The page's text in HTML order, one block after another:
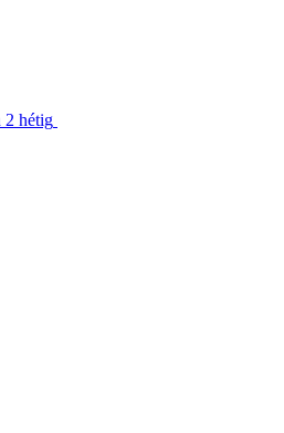
2 hétig